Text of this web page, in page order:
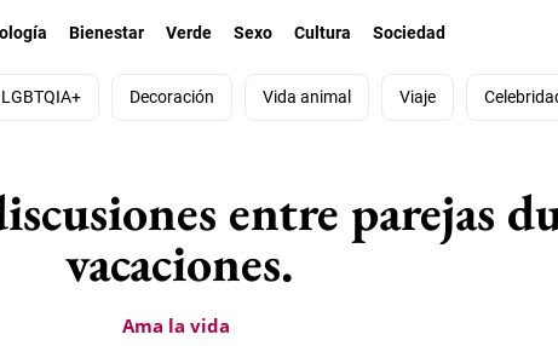
Bienestar Verde Sexo Cultura Sociedad
LGBTQIA+ Decoración Vida animal Viaje
entre parejas
vacaciones.
Ama la vida